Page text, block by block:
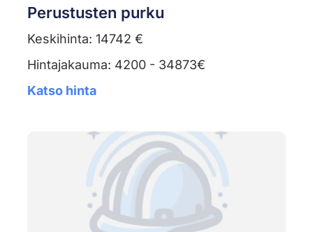
Perustusten purku
Keskihinta: 14742 €
Hintajakauma: 4200 - 34873€
Katso hinta